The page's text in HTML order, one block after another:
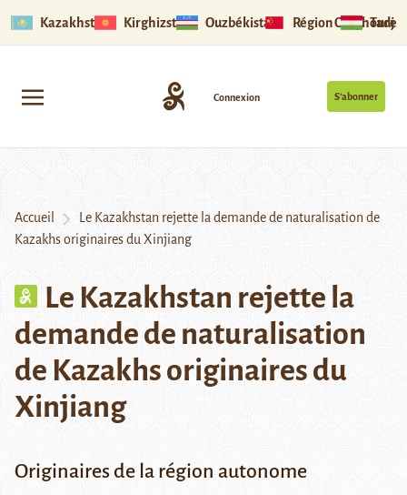
Kazakhstan Kirghizstan Ouzbékistan Région Ouïghoure
S’abonner
Connexion
Accueil
Le Kazakhstan rejette la demande de naturalisation de
Kazakhs originaires du Xinjiang
Le Kazakhstan rejette la
demande de naturalisation
de Kazakhs originaires du
Xinjiang
Originaires de la région autonome